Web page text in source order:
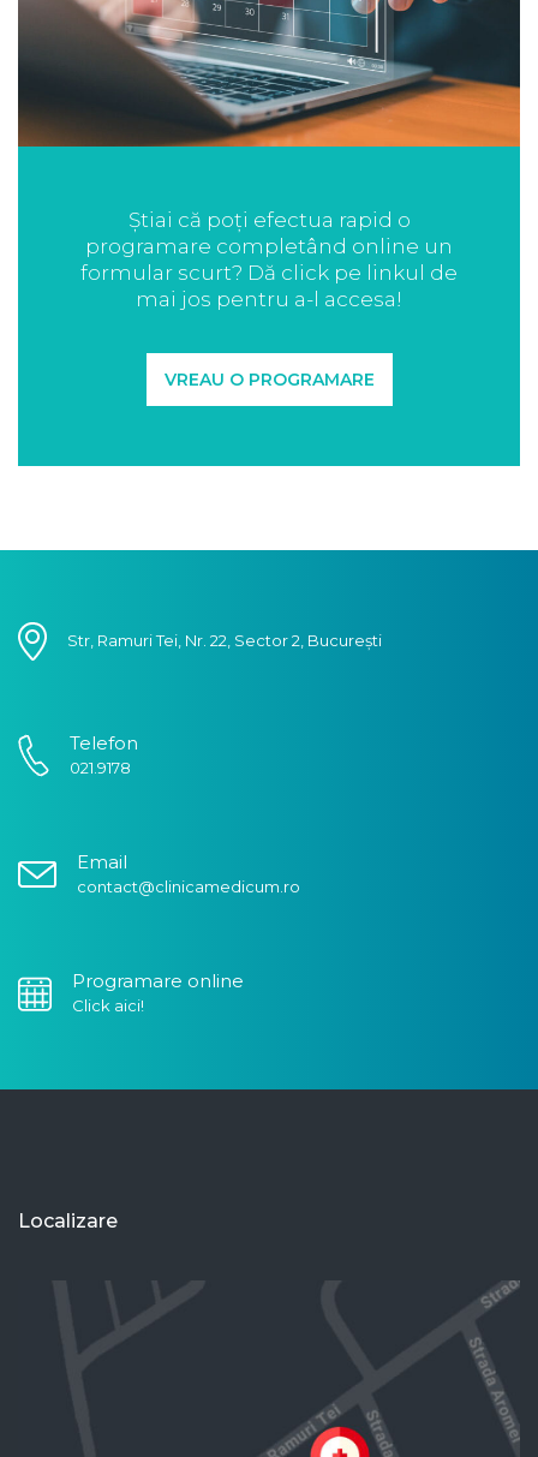
Știai că poți efectua rapid o
programare completând online un
formular scurt? Dă click pe linkul de
mai jos pentru a-l accesa!
VREAU O PROGRAMARE
Str, Ramuri Tei, Nr. 22, Sector 2, București
Telefon
021.9178
Email
contact@clinicamedicum.ro
Programare online
Click aici!
Localizare